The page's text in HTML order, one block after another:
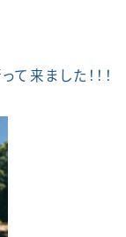
来ました！！！